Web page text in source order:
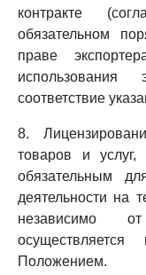
контракте
обязательном
праве
использования
соответствие
8.
товаров и
обязательным
деятельности на
независимо
Положением.